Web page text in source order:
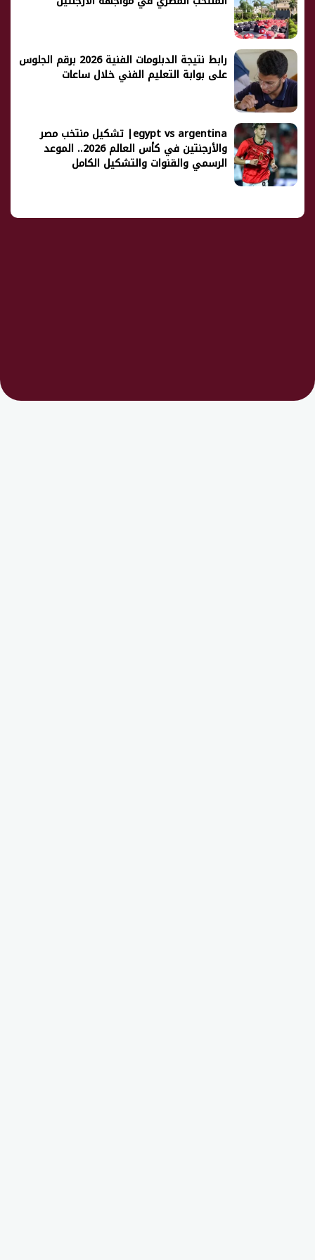
رابط نتيجة الدبلومات الفنية 2026 برقم الجلوس
على بوابة التعليم الفني خلال ساعات
egypt vs argentina| تشكيل منتخب مصر
والأرجنتين في كأس العالم 2026.. الموعد
الرسمي والقنوات والتشكيل الكامل